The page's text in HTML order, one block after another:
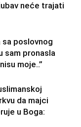
neće trajati
sa poslovnog
sam pronasla
moje..”
da majci
u Boga: